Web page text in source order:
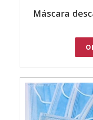
Máscara